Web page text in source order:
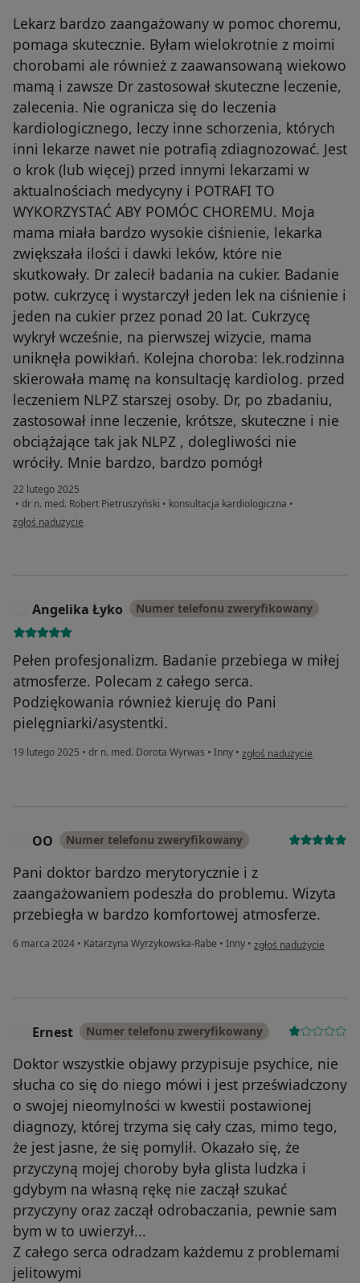
Lekarz bardzo zaangażowany w pomoc choremu,
pomaga skutecznie. Byłam wielokrotnie z moimi
chorobami ale również z zaawansowaną wiekowo
mamą i zawsze Dr zastosował skuteczne leczenie,
zalecenia. Nie ogranicza się do leczenia
kardiologicznego, leczy inne schorzenia, których
inni lekarze nawet nie potrafią zdiagnozować. Jest
o krok (lub więcej) przed innymi lekarzami w
aktualnościach medycyny i POTRAFI TO
WYKORZYSTAĆ ABY POMÓC CHOREMU. Moja
mama miała bardzo wysokie ciśnienie, lekarka
zwiększała ilości i dawki leków, które nie
skutkowały. Dr zalecił badania na cukier. Badanie
potw. cukrzycę i wystarczył jeden lek na ciśnienie i
jeden na cukier przez ponad 20 lat. Cukrzycę
wykrył wcześnie, na pierwszej wizycie, mama
uniknęła powikłań. Kolejna choroba: lek.rodzinna
skierowała mamę na konsultację kardiolog. przed
leczeniem NLPZ starszej osoby. Dr, po zbadaniu,
zastosował inne leczenie, krótsze, skuteczne i nie
obciążające tak jak NLPZ , dolegliwości nie
wróciły. Mnie bardzo, bardzo pomógł
22 lutego 2025
• dr n. med. Robert Pietruszyński • konsultacja kardiologiczna •
w opinii użytkownika Barbara
zgłoś nadużycie
Angelika Łyko Numer telefonu zweryfikowany
Pełen profesjonalizm. Badanie przebiega w miłej
atmosferze. Polecam z całego serca.
Podziękowania również kieruję do Pani
pielęgniarki/asystentki.
19 lutego 2025 • dr n. med. Dorota Wyrwas • Inny • w opinii użytkownika
zgłoś nadużycie
OO Numer telefonu zweryfikowany
Pani doktor bardzo merytorycznie i z
zaangażowaniem podeszła do problemu. Wizyta
przebiegła w bardzo komfortowej atmosferze.
6 marca 2024 • Katarzyna Wyrzykowska-Rabe • Inny • w opinii użytkownika OO
zgłoś nadużycie
Ernest Numer telefonu zweryfikowany
Doktor wszystkie objawy przypisuje psychice, nie
słucha co się do niego mówi i jest przeświadczony
o swojej nieomylności w kwestii postawionej
diagnozy, której trzyma się cały czas, mimo tego,
że jest jasne, że się pomylił. Okazało się, że
przyczyną mojej choroby była glista ludzka i
gdybym na własną rękę nie zaczął szukać
przyczyny oraz zaczął odrobaczania, pewnie sam
bym w to uwierzył...
Z całego serca odradzam każdemu z problemami
jelitowymi